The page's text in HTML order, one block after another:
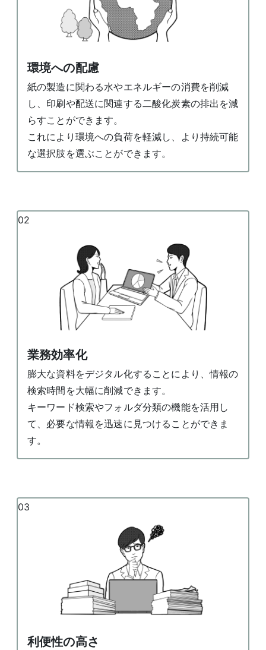
環境への配慮
紙の製造に関わる水やエネルギーの消費を削減
し、印刷や配送に関連する二酸化炭素の排出を減
らすことができます。
これにより環境への負荷を軽減し、より持続可能
な選択肢を選ぶことができます。
02
業務効率化
膨大な資料をデジタル化することにより、情報の
検索時間を大幅に削減できます。
キーワード検索やフォルダ分類の機能を活用し
て、必要な情報を迅速に見つけることができま
す。
03
利便性の高さ